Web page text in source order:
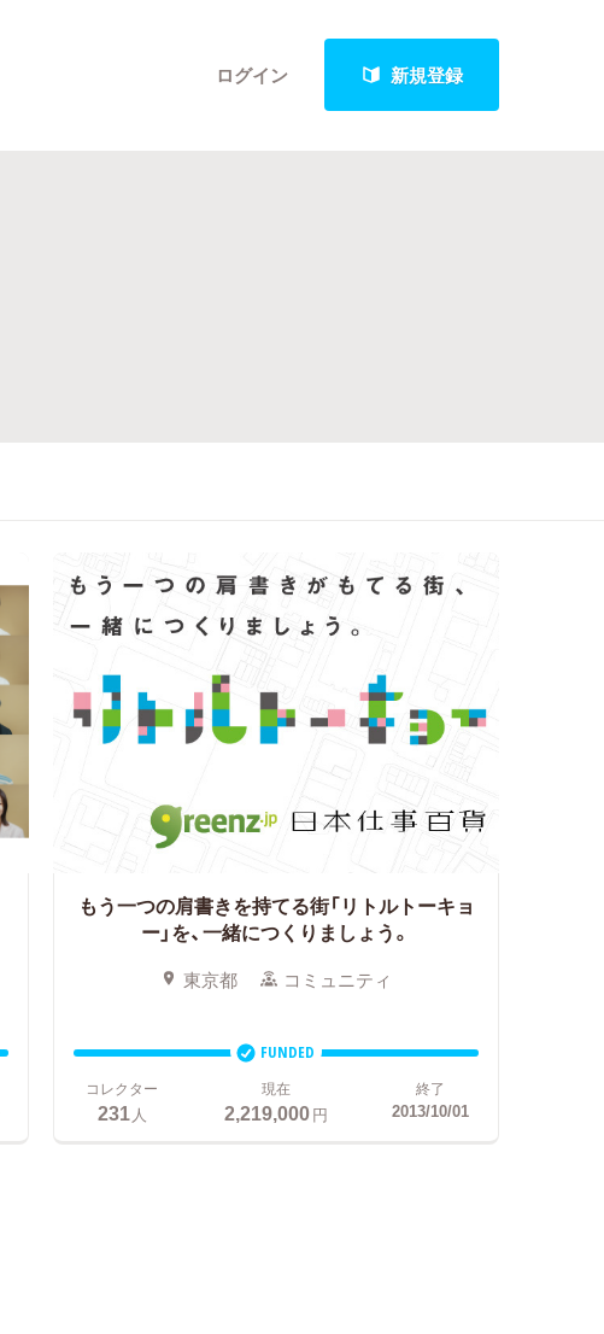
ログイン 新規登録
もう一つの肩書きを持てる街「リトルトーキョ
ー」を、一緒につくりましょう。
東京都 コミュニティ
FUNDED
コレクター
231人
現在
2,219,000円
終了
2013/10/01